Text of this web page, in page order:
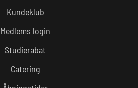
Kundeklub
Medlems login
Studierabat
Catering